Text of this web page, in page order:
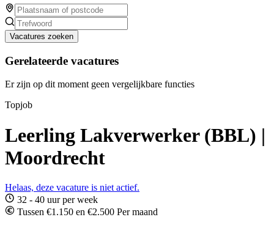
Vacatures zoeken
Gerelateerde vacatures
Er zijn op dit moment geen vergelijkbare functies
Topjob
Leerling Lakverwerker (BBL) |
Moordrecht
Helaas, deze vacature is niet actief.
32 - 40 uur per week
Tussen €1.150 en €2.500 Per maand